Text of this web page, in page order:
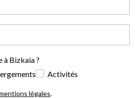
à Bizkaia ?
Activités
légales.